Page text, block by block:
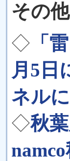
その他
◇ 「
月5日
ネル
◇秋